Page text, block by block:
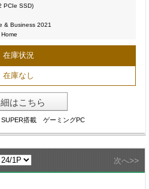
PCIe SSD)
& Business 2021
在庫状況
在庫なし
はこちら
搭載 ゲーミングPC
次へ>>